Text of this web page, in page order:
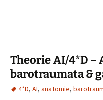
Theorie AI/4*D –
barotraumata &
4*D, AI, anatomie,